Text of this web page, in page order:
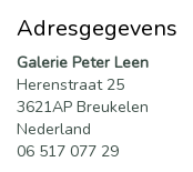
Adresgegevens
Galerie Peter Leen
Herenstraat 25
3621AP Breukelen
Nederland
06 517 077 29